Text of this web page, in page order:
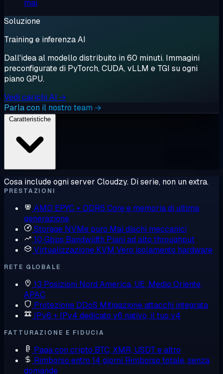
mai
Soluzione
Training e inferenza AI
Dall'idea al modello distribuito in 60 minuti. Immagini
preconfigurate di PyTorch, CUDA, vLLM e TGI su ogni
piano GPU.
Vedi carichi AI →
Parla con il nostro team →
Cosa include ogni server Cloudzy. Di serie, non un extra.
PRESTAZIONI
AMD EPYC + DDR5 Core e memoria di ultima
generazione
Storage NVMe puro Mai dischi meccanici
10 Gbps Bandwidth Piani ad alto throughput
Virtualizzazione KVM Vero isolamento hardware
RETE GLOBALE
13 Posizioni Nord America, UE, Medio Oriente,
APAC
Protezione DDoS Mitigazione attacchi integrata
IPv6 + IPv4 dedicato v6 nativo, il tuo v4
FATTURAZIONE E FIDUCIA
Paga con cripto BTC, XMR, USDT e altro
Rimborso entro 14 giorni Rimborso totale, senza
domande